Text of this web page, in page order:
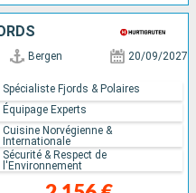
Bergen 20/09/2027
Spécialiste Fjords & Polaires
Équipage Experts
Cuisine Norvégienne &
Internationale
Sécurité & Respect de
l'Environnement